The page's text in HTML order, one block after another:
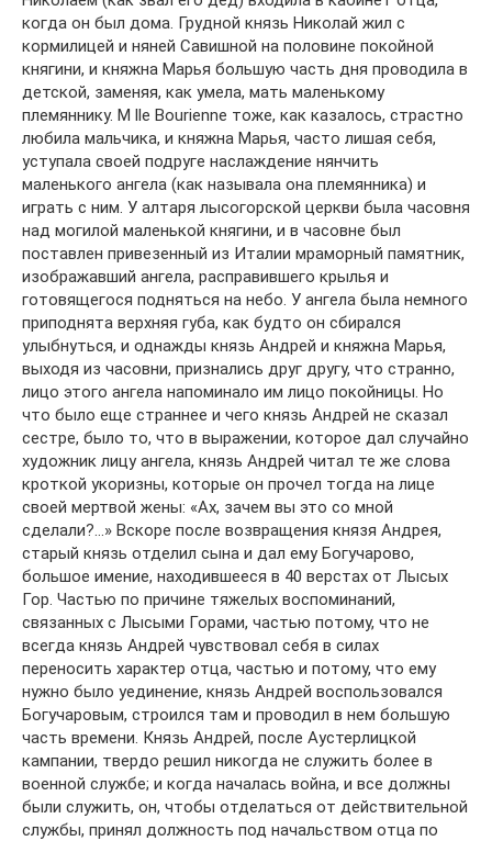
когда он был дома. Грудной князь Николай жил с
кормилицей и няней Савишной на половине покойной
княгини, и княжна Марья большую часть дня проводила в
детской, заменяя, как умела, мать маленькому
племяннику. M lle Bourienne тоже, как казалось, страстно
любила мальчика, и княжна Марья, часто лишая себя,
уступала своей подруге наслаждение нянчить
маленького ангела (как называла она племянника) и
играть с ним. У алтаря лысогорской церкви была часовня
над могилой маленькой княгини, и в часовне был
поставлен привезенный из Италии мраморный памятник,
изображавший ангела, расправившего крылья и
готовящегося подняться на небо. У ангела была немного
приподнята верхняя губа, как будто он сбирался
улыбнуться, и однажды князь Андрей и княжна Марья,
выходя из часовни, признались друг другу, что странно,
лицо этого ангела напоминало им лицо покойницы. Но
что было еще страннее и чего князь Андрей не сказал
сестре, было то, что в выражении, которое дал случайно
художник лицу ангела, князь Андрей читал те же слова
кроткой укоризны, которые он прочел тогда на лице
своей мертвой жены: «Ах, зачем вы это со мной
сделали?…» Вскоре после возвращения князя Андрея,
старый князь отделил сына и дал ему Богучарово,
большое имение, находившееся в 40 верстах от Лысых
Гор. Частью по причине тяжелых воспоминаний,
связанных с Лысыми Горами, частью потому, что не
всегда князь Андрей чувствовал себя в силах
переносить характер отца, частью и потому, что ему
нужно было уединение, князь Андрей воспользовался
Богучаровым, строился там и проводил в нем большую
часть времени. Князь Андрей, после Аустерлицкой
кампании, твердо pешил никогда не служить более в
военной службе; и когда началась война, и все должны
были служить, он, чтобы отделаться от действительной
службы, принял должность под начальством отца по